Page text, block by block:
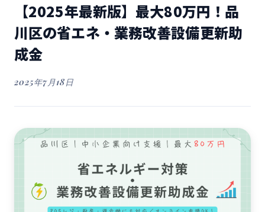
【2025年最新版】最大80万円！品
川区の省エネ・業務改善設備更新助
成金
2025年7月18日